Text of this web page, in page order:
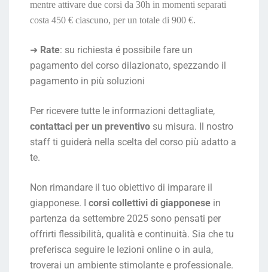
mentre attivare due corsi da 30h in momenti separati
costa 450 € ciascuno, per un totale di 900 €.
➜ Rate: su richiesta é possibile fare un
pagamento del corso dilazionato, spezzando il
pagamento in più soluzioni
Per ricevere tutte le informazioni dettagliate,
contattaci per un preventivo su misura. Il nostro
staff ti guiderà nella scelta del corso più adatto a
te.
Non rimandare il tuo obiettivo di imparare il
giapponese. I corsi collettivi di giapponese in
partenza da settembre 2025 sono pensati per
offrirti flessibilità, qualità e continuità. Sia che tu
preferisca seguire le lezioni online o in aula,
troverai un ambiente stimolante e professionale.